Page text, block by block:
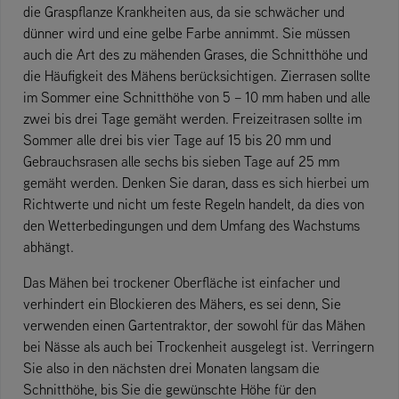
die Graspflanze Krankheiten aus, da sie schwächer und
dünner wird und eine gelbe Farbe annimmt. Sie müssen
auch die Art des zu mähenden Grases, die Schnitthöhe und
die Häufigkeit des Mähens berücksichtigen. Zierrasen sollte
im Sommer eine Schnitthöhe von 5 – 10 mm haben und alle
zwei bis drei Tage gemäht werden. Freizeitrasen sollte im
Sommer alle drei bis vier Tage auf 15 bis 20 mm und
Gebrauchsrasen alle sechs bis sieben Tage auf 25 mm
gemäht werden. Denken Sie daran, dass es sich hierbei um
Richtwerte und nicht um feste Regeln handelt, da dies von
den Wetterbedingungen und dem Umfang des Wachstums
abhängt.
Das Mähen bei trockener Oberfläche ist einfacher und
verhindert ein Blockieren des Mähers, es sei denn, Sie
verwenden einen Gartentraktor, der sowohl für das Mähen
bei Nässe als auch bei Trockenheit ausgelegt ist. Verringern
Sie also in den nächsten drei Monaten langsam die
Schnitthöhe, bis Sie die gewünschte Höhe für den